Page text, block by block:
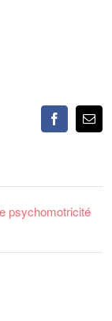
FacebookEmail
psychomotricité